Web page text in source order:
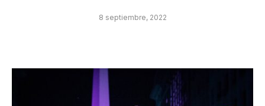
8 septiembre, 2022